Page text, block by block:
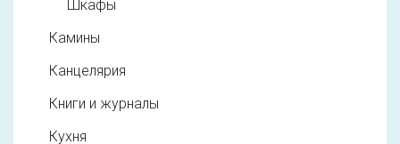
Шкафы
Камины
Канцелярия
Книги и журналы
Кухня